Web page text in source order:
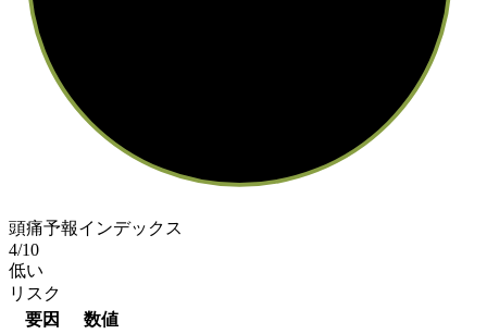
頭痛予報インデックス
4/10
低い
リスク
要因
数値